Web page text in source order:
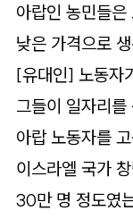
아랍인 농민들
낮은 가격으로
[유대인] 노동자
그들이 일자리
아랍 노동자를
이스라엘 국가
30만 명 정도였